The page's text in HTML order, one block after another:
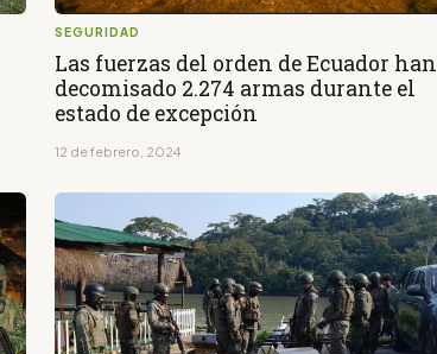
SEGURIDAD
Las fuerzas del orden de Ecuador han
decomisado 2.274 armas durante el
estado de excepción
12 de febrero, 2024